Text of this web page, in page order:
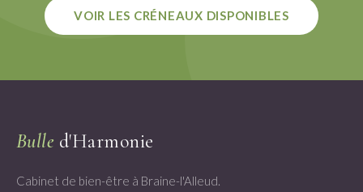
VOIR LES CRÉNEAUX DISPONIBLES
Bulle d'Harmonie
Cabinet de bien-être à Braine-l'Alleud.